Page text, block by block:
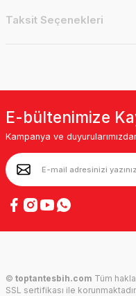
Taksit Seçenekleri
E-bültenimize
Kampanya ve
© toptantesbih.com Tüm
SSL sertifikası ile korunmaktadır.